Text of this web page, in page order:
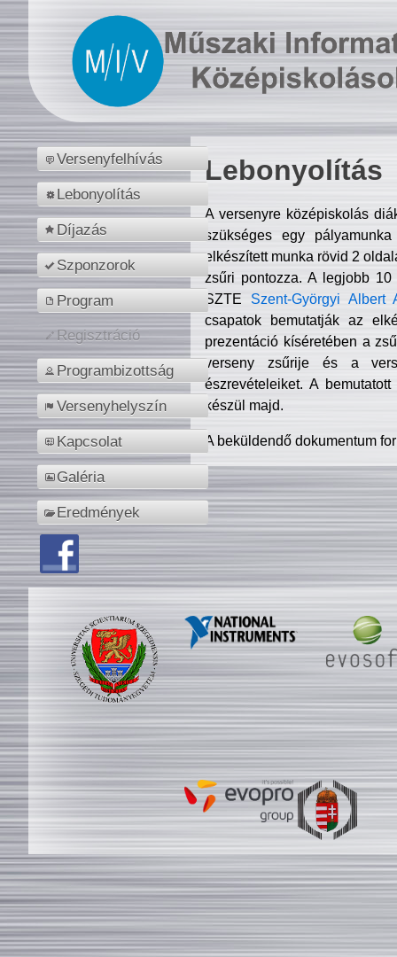
Versenyfelhívás
Lebonyolítás
Díjazás
Szponzorok
Program
Regisztráció
Programbizottság
Versenyhelyszín
Kapcsolat
Galéria
Eredmények
Lebonyolítás
A versenyre középiskolás
szükséges egy
elkészített munka rövid 2
zsűri pontozza. A legjobb
SZTE Szent-Györgyi Albert
csapatok bemutatják az
prezentáció kíséretében a
verseny zsűrije és a
észrevételeiket. A
készül majd.
A beküldendő dokumentum